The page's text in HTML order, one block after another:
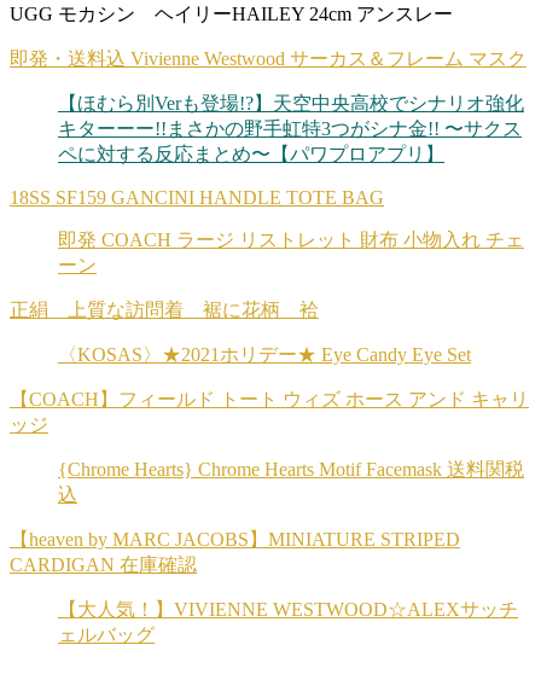
UGG モカシン ヘイリーHAILEY 24cm アンスレー
即発・送料込 Vivienne Westwood サーカス＆フレーム マスク
【ほむら別Verも登場!?】天空中央高校でシナリオ強化
キターーー!!まさかの野手虹特3つがシナ金!! 〜サクス
ペに対する反応まとめ〜【パワプロアプリ】
18SS SF159 GANCINI HANDLE TOTE BAG
即発 COACH ラージ リストレット 財布 小物入れ チェ
ーン
正絹 上質な訪問着 裾に花柄 袷
〈KOSAS〉★2021ホリデー★ Eye Candy Eye Set
【COACH】フィールド トート ウィズ ホース アンド キャリ
ッジ
{Chrome Hearts} Chrome Hearts Motif Facemask 送料関税
込
【heaven by MARC JACOBS】MINIATURE STRIPED
CARDIGAN 在庫確認
【大人気！】VIVIENNE WESTWOOD☆ALEXサッチ
ェルバッグ